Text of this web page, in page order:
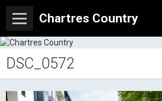
Chartres Country
DSC_0572